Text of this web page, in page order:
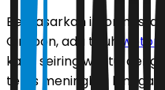
Berdasarkan informasi
Cirebon, ada tujuh weton
kaya seiring waktu,
terus meningkat hingga